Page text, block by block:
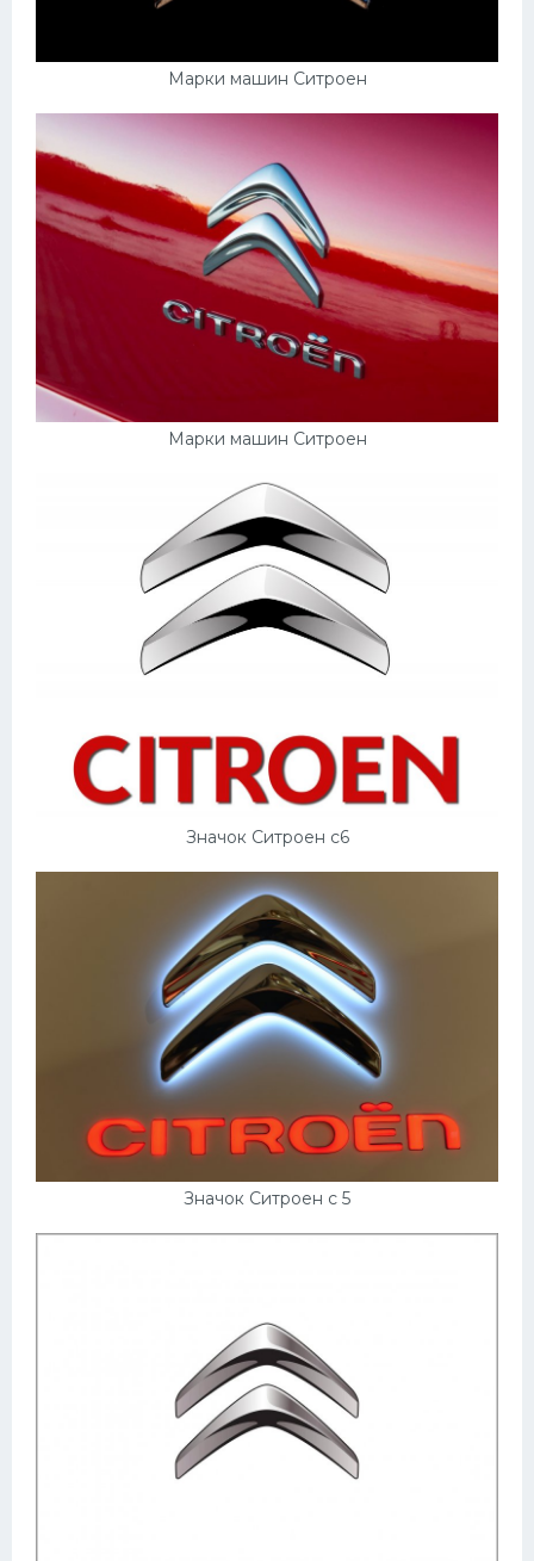
Марки машин Ситроен
Марки машин Ситроен
Значок Ситроен с6
Значок Ситроен с 5